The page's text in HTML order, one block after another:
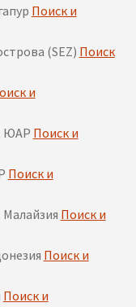
Поиск и
(SEZ) Поиск
и
ЮАР Поиск и
Поиск и
Поиск и
Поиск и
Поиск и